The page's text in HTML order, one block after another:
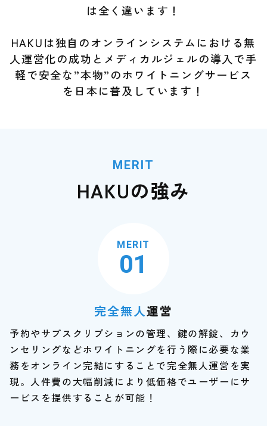
は全く違います！
HAKUは独自のオンラインシステムにおける無
人運営化の成功とメディカルジェルの導入で手
軽で安全な”本物”のホワイトニングサービス
を日本に普及しています！
MERIT
HAKUの強み
MERIT
01
完全無人運営
予約やサブスクリプションの管理、鍵の解錠、カウ
ンセリングなどホワイトニングを行う際に必要な業
務をオンライン完結にすることで完全無人運営を実
現。人件費の大幅削減により低価格でユーザーにサ
ービスを提供することが可能！